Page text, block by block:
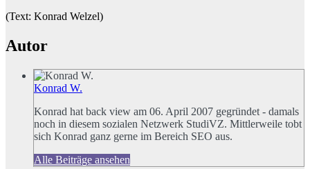
(Text: Konrad Welzel)
Autor
Konrad W.
Konrad hat back view am 06. April 2007 gegründet - damals
noch in diesem sozialen Netzwerk StudiVZ. Mittlerweile tobt
sich Konrad ganz gerne im Bereich SEO aus.
Alle Beiträge ansehen